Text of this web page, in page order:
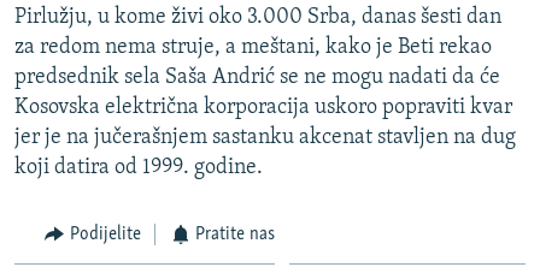
ISPRIČAJ MI
DNEVNO@RSE
SPECIJALI RSE
VIŠE OD NASLOVA
POPLAVE I KLIZIŠTA U BIH 2024.
PRATITE NAS
Pirlužju, u kome živi oko 3.000 Srba, danas šesti dan
za redom nema struje, a meštani, kako je Beti rekao
predsednik sela Saša Andrić se ne mogu nadati da će
Kosovska električna korporacija uskoro popraviti kvar
jer je na jučerašnjem sastanku akcenat stavljen na dug
koji datira od 1999. godine.
Podijelite Pratite nas